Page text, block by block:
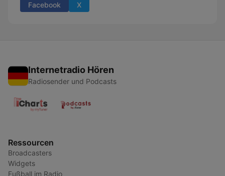
Facebook X
Internetradio Hören
Radiosender und Podcasts
Ressourcen
Broadcasters
Widgets
Fußball im Radio